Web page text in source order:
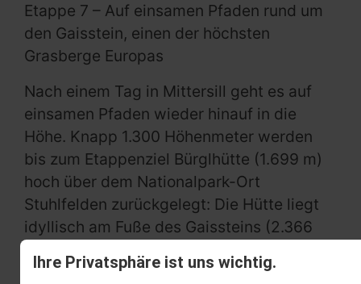
Ihre Privatsphäre ist uns wichtig.
Etappe 7 – Auf einsamen Pfaden rund um
den Gaisstein, einen der höchsten
Grasberge Europas
Nach einem Tag in Mittersill geht es auf
einsamen Pfaden wieder hinauf in die
Höhe. Knapp 1.300 Höhenmeter werden
bis zum Etappenziel Bürglhütte (1.699 m)
hoch über dem Nationalpark-Ort
Stuhlfelden zurückgelegt: Die Hütte liegt
idyllisch am Fuße des Gaissteins (2.366
Europas.